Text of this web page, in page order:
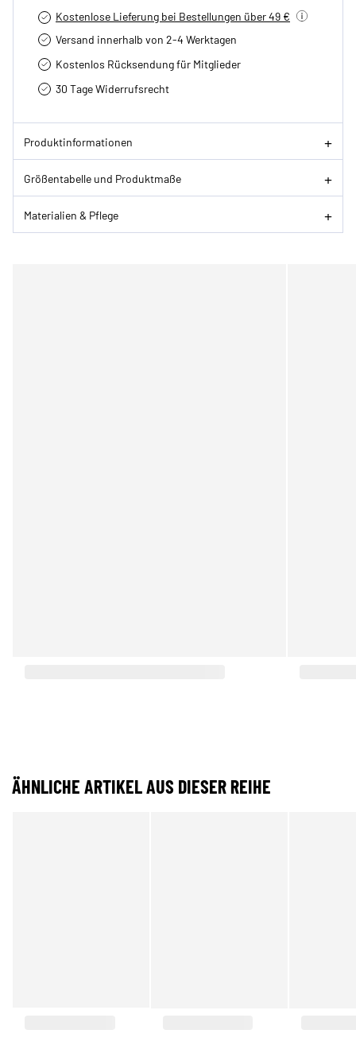
Kostenlose Lieferung bei Bestellungen über 49 €
Versand innerhalb von 2-4 Werktagen
Kostenlos Rücksendung für Mitglieder
30 Tage Widerrufsrecht
Produktinformationen
Größentabelle und Produktmaße
Materialien & Pflege
ÄHNLICHE ARTIKEL AUS DIESER REIHE